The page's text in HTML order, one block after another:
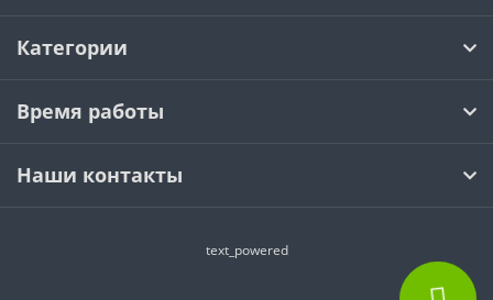
Категории
Время работы
Наши контакты
text_powered